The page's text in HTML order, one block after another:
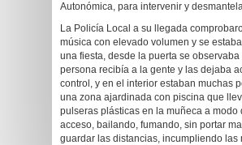
Autonómica, para intervenir y
La Policía Local a su llegada
música con elevado volumen y se
una fiesta, desde la puerta se
persona recibía a la gente y las dejaba
control, y en el interior estaban muchas
una zona ajardinada con piscina que
pulseras plásticas en la muñeca a modo
acceso, bailando, fumando, sin portar
guardar las distancias, incumpliendo las